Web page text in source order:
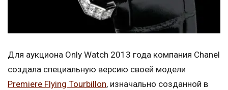
Для аукциона Only Watch 2013 года компания Chanel
создала специальную версию своей модели
Premiere Flying Tourbillon, изначально созданной в